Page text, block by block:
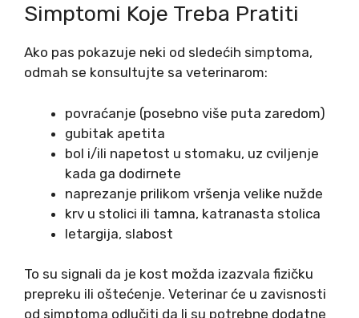
Simptomi Koje Treba Pratiti
Ako pas pokazuje neki od sledećih simptoma,
odmah se konsultujte sa veterinarom:
povraćanje (posebno više puta zaredom)
gubitak apetita
bol i/ili napetost u stomaku, uz cviljenje
kada ga dodirnete
naprezanje prilikom vršenja velike nužde
krv u stolici ili tamna, katranasta stolica
letargija, slabost
To su signali da je kost možda izazvala fizičku
prepreku ili oštećenje. Veterinar će u zavisnosti
od simptoma odlučiti da li su potrebne dodatne